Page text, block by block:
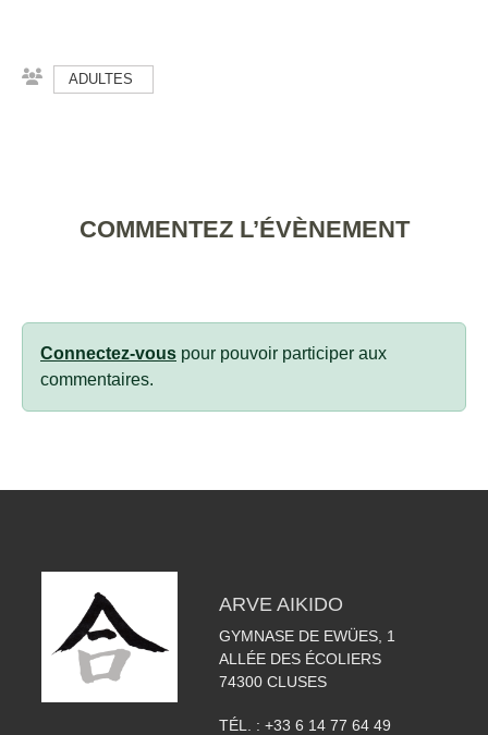
ADULTES
COMMENTEZ L’ÉVÈNEMENT
Connectez-vous pour pouvoir participer aux
commentaires.
ARVE AIKIDO
GYMNASE DE EWÜES, 1
ALLÉE DES ÉCOLIERS
74300 CLUSES
TÉL. : +33 6 14 77 64 49